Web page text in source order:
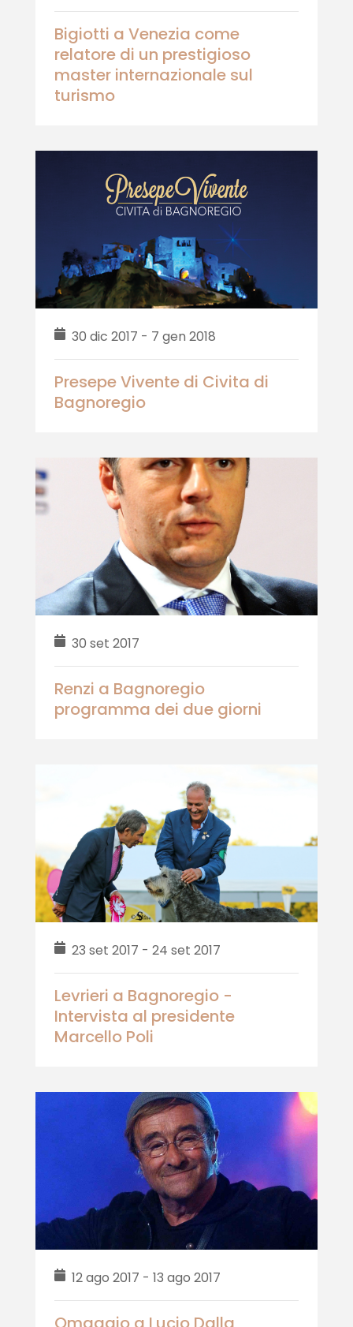
Bigiotti a Venezia come
relatore di un prestigioso
master internazionale sul
turismo
30 dic 2017 - 7 gen 2018
Presepe Vivente di Civita di
Bagnoregio
30 set 2017
Renzi a Bagnoregio
programma dei due giorni
23 set 2017 - 24 set 2017
Levrieri a Bagnoregio -
Intervista al presidente
Marcello Poli
12 ago 2017 - 13 ago 2017